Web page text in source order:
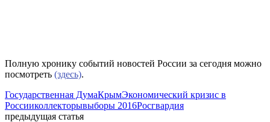
Полную хронику событий новостей России за сегодня можно
посмотреть (здесь).
Государственная ДумаКрымЭкономический кризис в
Россииколлекторывыборы 2016Росгвардия
предыдущая статья